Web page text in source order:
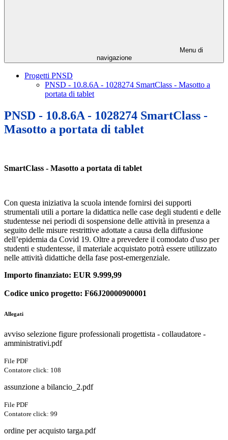
Menu di
navigazione
Progetti PNSD
PNSD - 10.8.6A - 1028274 SmartClass - Masotto a
portata di tablet
PNSD - 10.8.6A - 1028274 SmartClass -
Masotto a portata di tablet
SmartClass - Masotto a portata di tablet
Con questa iniziativa la scuola intende fornirsi dei supporti
strumentali utili a portare la didattica nelle case degli studenti e delle
studentesse nei periodi di sospensione delle attività in presenza a
seguito delle misure restrittive adottate a causa della diffusione
dell’epidemia da Covid 19. Oltre a prevedere il comodato d'uso per
studenti e studentesse, il materiale acquistato potrà essere utilizzato
nelle attività didattiche della fase post-emergenziale.
Importo finanziato: EUR 9.999,99
Codice unico progetto: F66J20000900001
Allegati
avviso selezione figure professionali progettista - collaudatore -
amministrativi.pdf
File PDF
Contatore click: 108
assunzione a bilancio_2.pdf
File PDF
Contatore click: 99
ordine per acquisto targa.pdf